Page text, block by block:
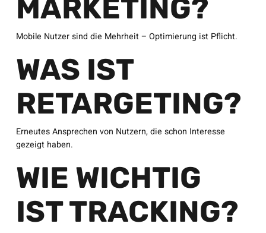
MARKETING?
Mobile Nutzer sind die Mehrheit – Optimierung ist Pflicht.
WAS IST
RETARGETING?
Erneutes Ansprechen von Nutzern, die schon Interesse
gezeigt haben.
WIE WICHTIG
IST TRACKING?